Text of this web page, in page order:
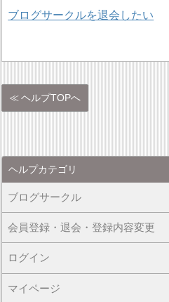
ブログサークルを退会したい
ヘルプTOPへ
ヘルプカテゴリ
ブログサークル
会員登録・退会・登録内容変更
ログイン
マイページ